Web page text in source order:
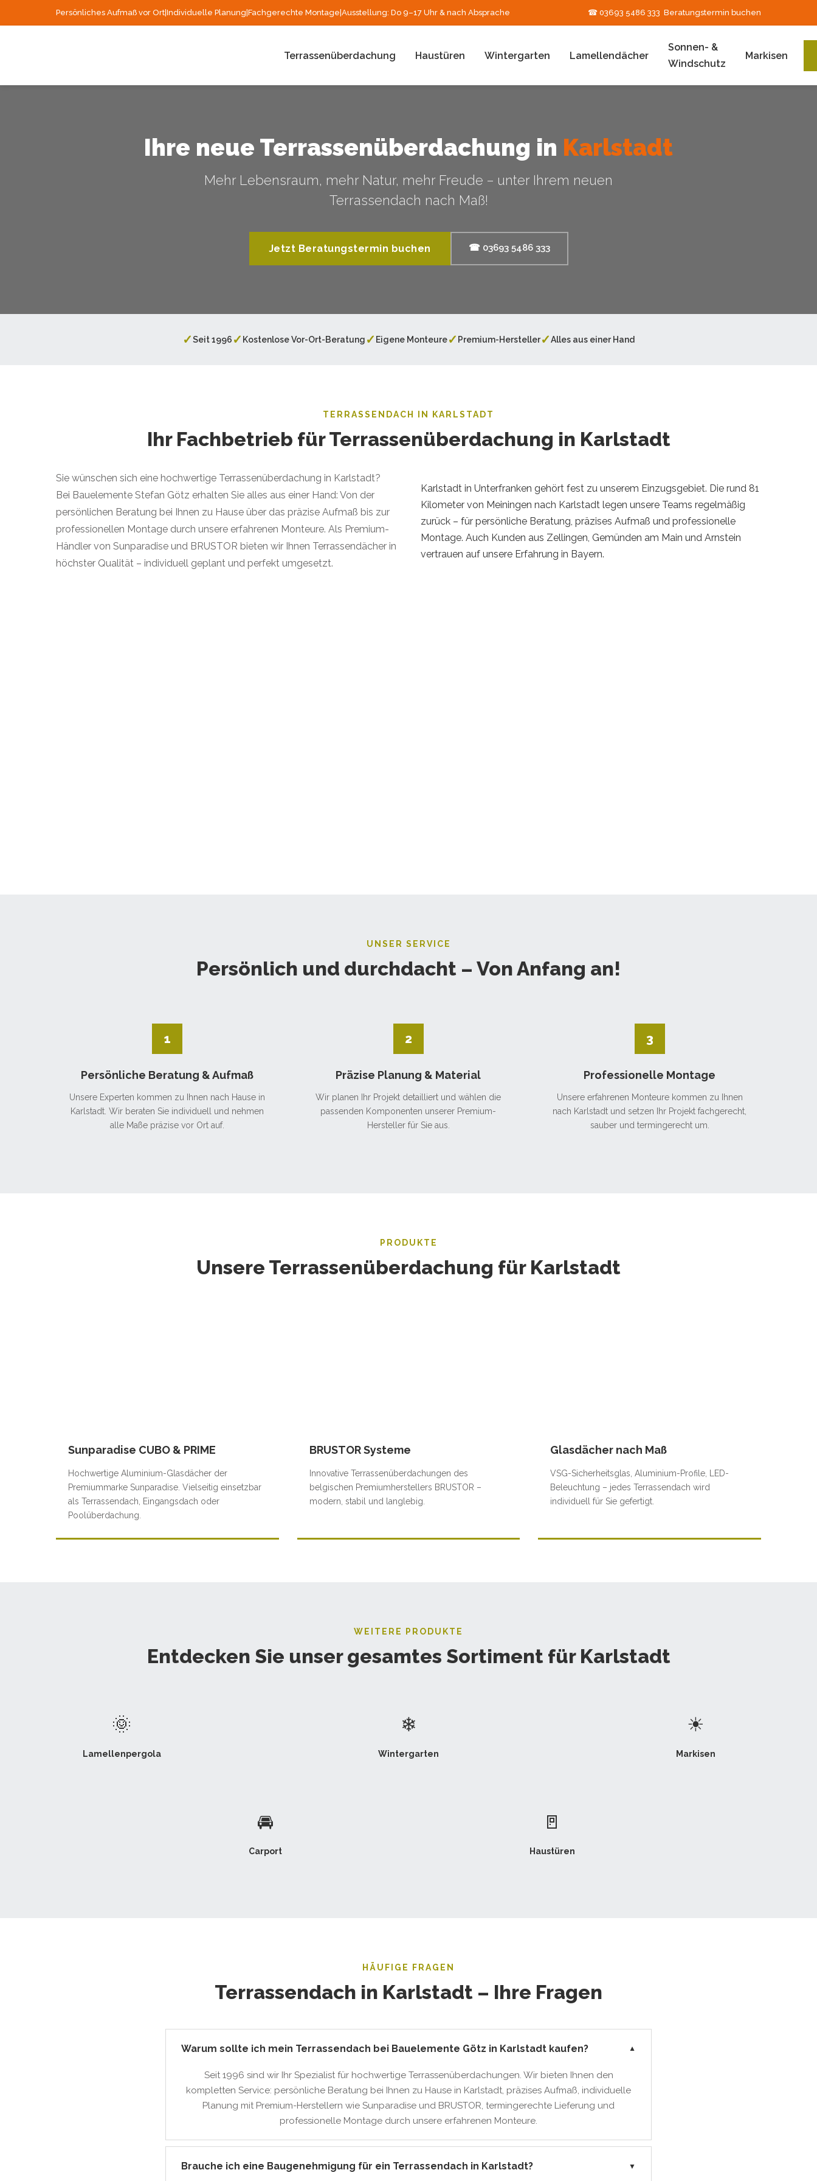
Persönliches Aufmaß vor Ort Individuelle Planung Fachgerechte Montage Ausstellung: Do 9–17 Uhr & nach Absprache ☎ 03693 5486 333 Beratungstermin buchen
Terrassenüberdachung Haustüren Wintergarten Lamellendächer
Sonnen- &
Windschutz
Markisen
Ihre neue Terrassenüberdachung in Karlstadt
Mehr Lebensraum, mehr Natur, mehr Freude – unter Ihrem neuen
Terrassendach nach Maß!
Jetzt Beratungstermin buchen ☎ 03693 5486 333
✓Seit 1996 ✓ Kostenlose Vor-Ort-Beratung ✓ Eigene Monteure✓ Premium-Hersteller✓Alles aus einer Hand
TERRASSENDACH IN KARLSTADT
Ihr Fachbetrieb für Terrassenüberdachung in Karlstadt
Sie wünschen sich eine hochwertige Terrassenüberdachung in Karlstadt?
Bei Bauelemente Stefan Götz erhalten Sie alles aus einer Hand: Von der
persönlichen Beratung bei Ihnen zu Hause über das präzise Aufmaß bis zur
professionellen Montage durch unsere erfahrenen Monteure. Als Premium-
Händler von Sunparadise und BRUSTOR bieten wir Ihnen Terrassendächer in
höchster Qualität – individuell geplant und perfekt umgesetzt.
Karlstadt in Unterfranken gehört fest zu unserem Einzugsgebiet. Die rund 81
Kilometer von Meiningen nach Karlstadt legen unsere Teams regelmäßig
zurück – für persönliche Beratung, präzises Aufmaß und professionelle
Montage. Auch Kunden aus Zellingen, Gemünden am Main und Arnstein
vertrauen auf unsere Erfahrung in Bayern.
UNSER SERVICE
Persönlich und durchdacht – Von Anfang an!
1
Persönliche Beratung & Aufmaß
Unsere Experten kommen zu Ihnen nach Hause in
Karlstadt. Wir beraten Sie individuell und nehmen
alle Maße präzise vor Ort auf.
2
Präzise Planung & Material
Wir planen Ihr Projekt detailliert und wählen die
passenden Komponenten unserer Premium-
Hersteller für Sie aus.
3
Professionelle Montage
Unsere erfahrenen Monteure kommen zu Ihnen
nach Karlstadt und setzen Ihr Projekt fachgerecht,
sauber und termingerecht um.
PRODUKTE
Unsere Terrassenüberdachung für Karlstadt
Sunparadise CUBO & PRIME
Hochwertige Aluminium-Glasdächer der
Premiummarke Sunparadise. Vielseitig einsetzbar
als Terrassendach, Eingangsdach oder
Poolüberdachung.
BRUSTOR Systeme
Innovative Terrassenüberdachungen des
belgischen Premiumherstellers BRUSTOR –
modern, stabil und langlebig.
Glasdächer nach Maß
VSG-Sicherheitsglas, Aluminium-Profile, LED-
Beleuchtung – jedes Terrassendach wird
individuell für Sie gefertigt.
WEITERE PRODUKTE
Entdecken Sie unser gesamtes Sortiment für Karlstadt
🌞
Lamellenpergola
❄
Wintergarten
☀
Markisen
🚘
Carport
🚪
Haustüren
HÄUFIGE FRAGEN
Terrassendach in Karlstadt – Ihre Fragen
Warum sollte ich mein Terrassendach bei Bauelemente Götz in Karlstadt kaufen? ▼
Seit 1996 sind wir Ihr Spezialist für hochwertige Terrassenüberdachungen. Wir bieten Ihnen den
kompletten Service: persönliche Beratung bei Ihnen zu Hause in Karlstadt, präzises Aufmaß, individuelle
Planung mit Premium-Herstellern wie Sunparadise und BRUSTOR, termingerechte Lieferung und
professionelle Montage durch unsere erfahrenen Monteure.
Brauche ich eine Baugenehmigung für ein Terrassendach in Karlstadt? ▼